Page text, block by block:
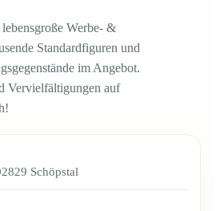
Werbe- &
Standardfiguren und
im Angebot.
Vervielfältigungen auf
Schöpstal